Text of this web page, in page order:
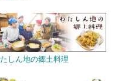
しん地の郷土料理